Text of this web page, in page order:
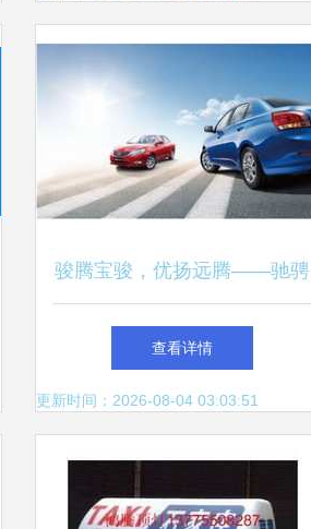
骏腾宝骏，优扬远腾——驰骋
未来的奋进之路
查看详情
更新时间：2026-08-04 03:03:51